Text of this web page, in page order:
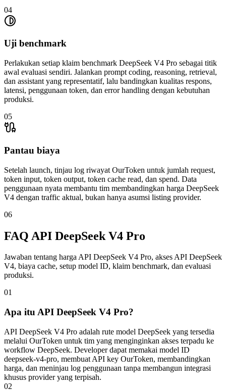
04
Uji benchmark
Perlakukan setiap klaim benchmark DeepSeek V4 Pro sebagai titik
awal evaluasi sendiri. Jalankan prompt coding, reasoning, retrieval,
dan assistant yang representatif, lalu bandingkan kualitas respons,
latensi, penggunaan token, dan error handling dengan kebutuhan
produksi.
05
Pantau biaya
Setelah launch, tinjau log riwayat OurToken untuk jumlah request,
token input, token output, token cache read, dan spend. Data
penggunaan nyata membantu tim membandingkan harga DeepSeek
V4 dengan traffic aktual, bukan hanya asumsi listing provider.
06
FAQ API DeepSeek V4 Pro
Jawaban tentang harga API DeepSeek V4 Pro, akses API DeepSeek
V4, biaya cache, setup model ID, klaim benchmark, dan evaluasi
produksi.
01
Apa itu API DeepSeek V4 Pro?
API DeepSeek V4 Pro adalah rute model DeepSeek yang tersedia
melalui OurToken untuk tim yang menginginkan akses terpadu ke
workflow DeepSeek. Developer dapat memakai model ID
deepseek-v4-pro, membuat API key OurToken, membandingkan
harga, dan meninjau log penggunaan tanpa membangun integrasi
khusus provider yang terpisah.
02